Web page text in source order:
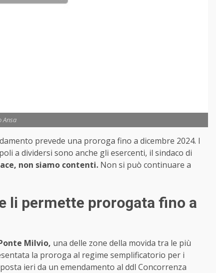
Ansa
prevede una proroga fino a dicembre 2024. I
a dividersi sono anche gli esercenti, il sindaco di
non siamo contenti. Non si può continuare a
li permette prorogata fino a
Milvio, una delle zone della movida tra le più
la proroga al regime semplificatorio per i
ieri da un emendamento al ddl Concorrenza